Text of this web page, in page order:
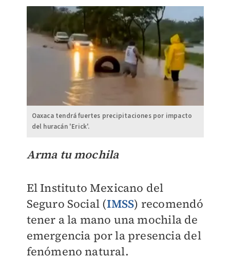
Oaxaca tendrá fuertes precipitaciones por impacto
del huracán 'Erick'.
Arma tu mochila
El Instituto Mexicano del
Seguro Social (IMSS) recomendó
tener a la mano una mochila de
emergencia por la presencia del
fenómeno natural.